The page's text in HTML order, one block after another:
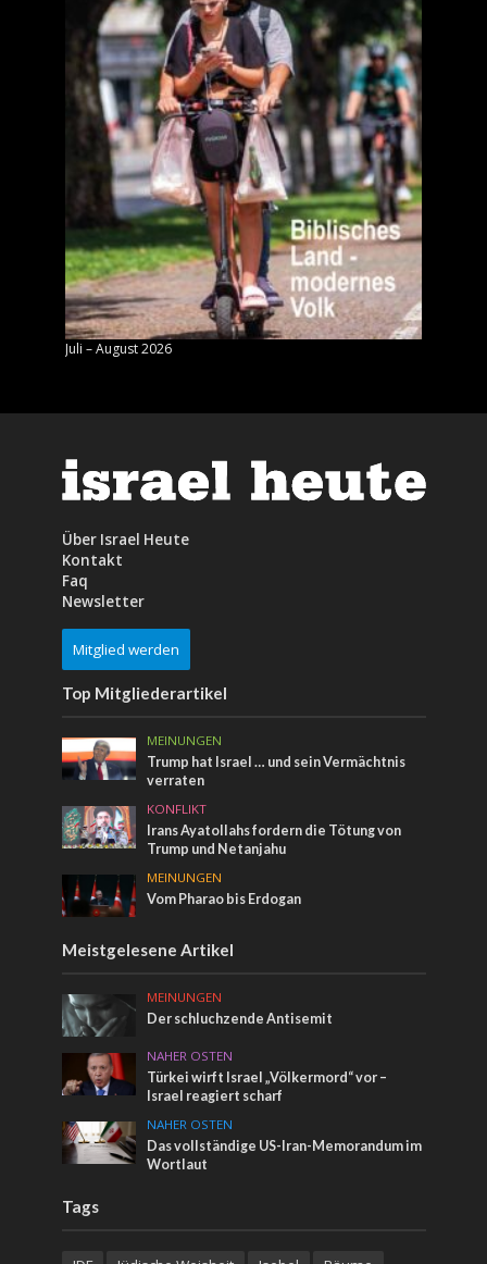
Juli – August 2026
Über Israel Heute
Kontakt
Faq
Newsletter
Mitglied werden
Top Mitgliederartikel
MEINUNGEN
Trump hat Israel … und sein Vermächtnis
verraten
KONFLIKT
Irans Ayatollahs fordern die Tötung von
Trump und Netanjahu
MEINUNGEN
Vom Pharao bis Erdogan
Meistgelesene Artikel
MEINUNGEN
Der schluchzende Antisemit
NAHER OSTEN
Türkei wirft Israel „Völkermord“ vor –
Israel reagiert scharf
NAHER OSTEN
Das vollständige US-Iran-Memorandum im
Wortlaut
Tags